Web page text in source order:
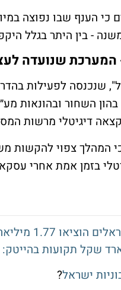
כי הענף שבו נפוצה
- בין היתר בגלל
המערכת שנועדה
השחור ובהונאות
דיגיטלי מרשות
המהלך צפוי להקשות
בזמן אמת אחרי
שקל ביום בכרטיסי אשראי
ישראל?